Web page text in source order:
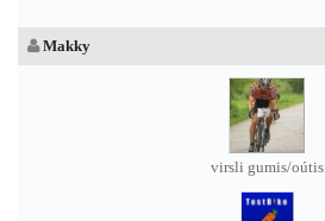
Makky
virsli gumis/oútis